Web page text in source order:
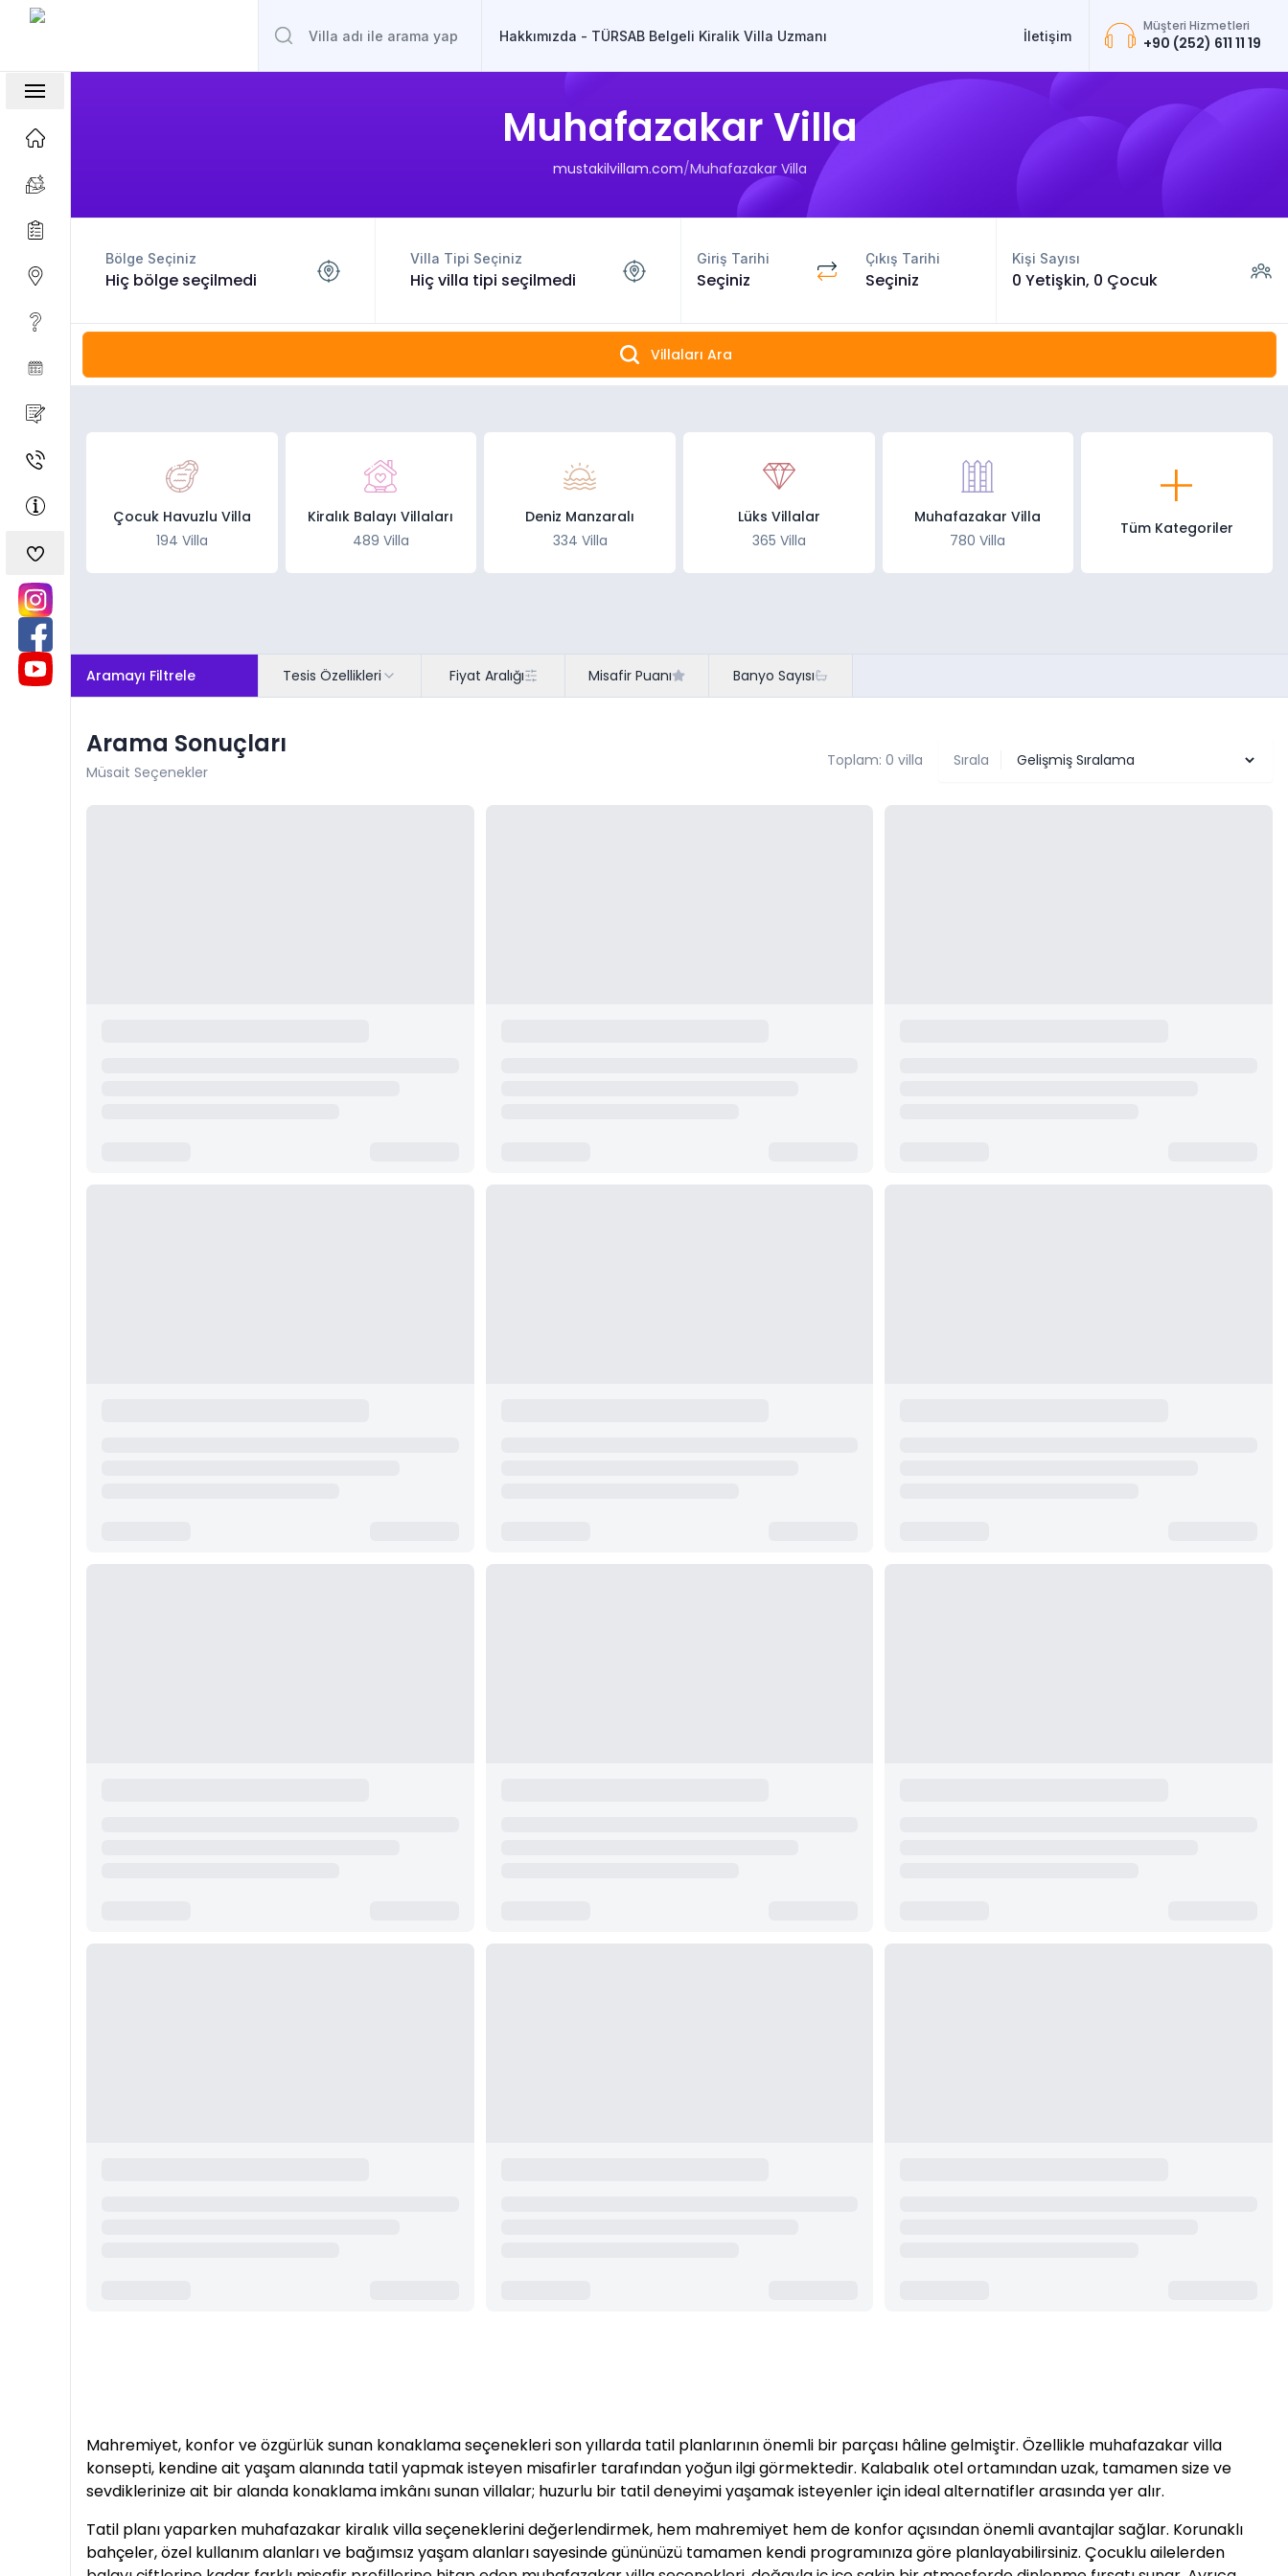
Hakkımızda - TÜRSAB Belgeli Kiralik Villa Uzmanı İletişim
Müşteri Hizmetleri
+90 (252) 611 11 19
Muhafazakar Villa
mustakilvillam.com/Muhafazakar Villa
Bölge Seçiniz
Hiç bölge seçilmedi
Villa Tipi Seçiniz
Hiç villa tipi seçilmedi
Giriş Tarihi
Seçiniz
Çıkış Tarihi
Seçiniz
Kişi Sayısı
0 Yetişkin, 0 Çocuk
Villaları Ara
Çocuk Havuzlu Villa
194 Villa
Kiralık Balayı Villaları
489 Villa
Deniz Manzaralı
334 Villa
Lüks Villalar
365 Villa
Muhafazakar Villa
780 Villa
Tüm Kategoriler
Aramayı Filtrele Tesis Özellikleri Fiyat Aralığı Misafir Puanı Banyo Sayısı
Arama Sonuçları
Müsait Seçenekler
Toplam: 0 villa Sırala
Mahremiyet, konfor ve özgürlük sunan konaklama seçenekleri son yıllarda tatil planlarının önemli bir parçası hâline gelmiştir. Özellikle muhafazakar villa
konsepti, kendine ait yaşam alanında tatil yapmak isteyen misafirler tarafından yoğun ilgi görmektedir. Kalabalık otel ortamından uzak, tamamen size ve
sevdiklerinize ait bir alanda konaklama imkânı sunan villalar; huzurlu bir tatil deneyimi yaşamak isteyenler için ideal alternatifler arasında yer alır.
Tatil planı yaparken muhafazakar kiralık villa seçeneklerini değerlendirmek, hem mahremiyet hem de konfor açısından önemli avantajlar sağlar. Korunaklı
bahçeler, özel kullanım alanları ve bağımsız yaşam alanları sayesinde gününüzü tamamen kendi programınıza göre planlayabilirsiniz. Çocuklu ailelerden